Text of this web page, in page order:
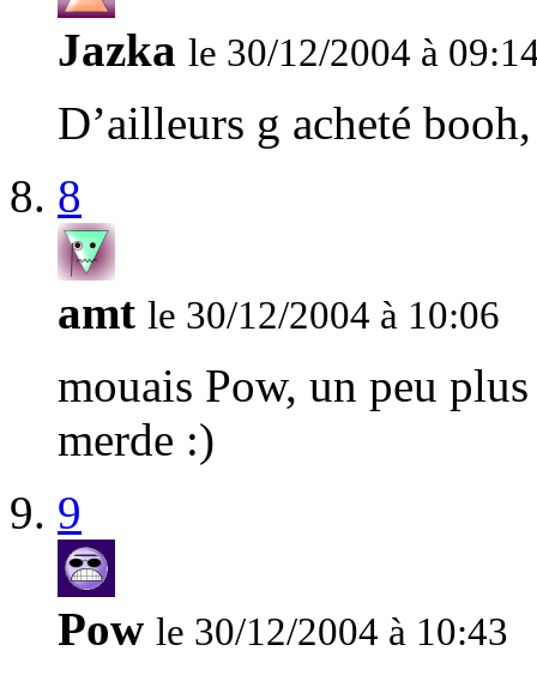
Jazka le 30/12/2004 à
D’ailleurs g acheté
8
amt le 30/12/2004 à 10:06
mouais Pow, un peu
merde :)
9
Pow le 30/12/2004 à 10:43